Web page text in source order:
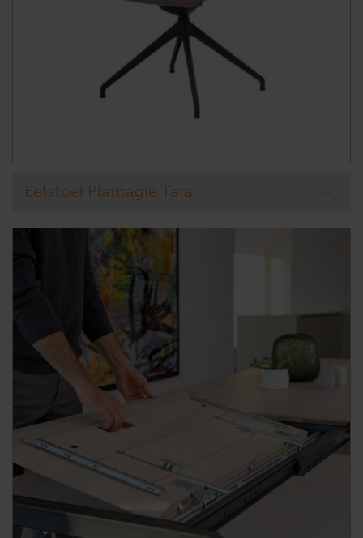
Eetstoel Plantagie Tara